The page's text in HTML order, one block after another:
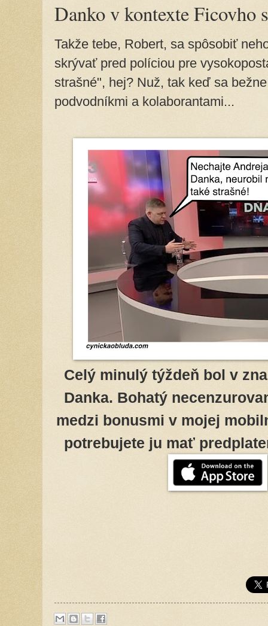
Danko v kontexte Ficovho
Takže tebe, Robert, sa spôsobiť
skrývať pred políciou pre
strašné", hej? Nuž, tak keď sa
podvodníkmi a kolaborantami...
Celý minulý týždeň bol v
Danka. Bohatý
medzi bonusmi v mojej
potrebujete ju mať